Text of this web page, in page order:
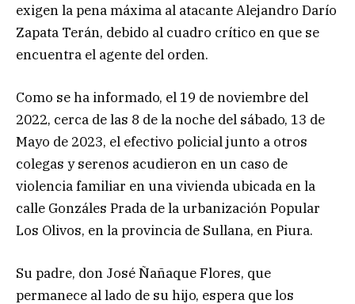
exigen la pena máxima al atacante Alejandro Darío
Zapata Terán, debido al cuadro crítico en que se
encuentra el agente del orden.
Como se ha informado, el 19 de noviembre del
2022, cerca de las 8 de la noche del sábado, 13 de
Mayo de 2023, el efectivo policial junto a otros
colegas y serenos acudieron en un caso de
violencia familiar en una vivienda ubicada en la
calle Gonzáles Prada de la urbanización Popular
Los Olivos, en la provincia de Sullana, en Piura.
Su padre, don José Ñañaque Flores, que
permanece al lado de su hijo, espera que los